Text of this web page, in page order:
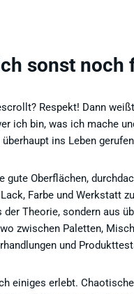
sonst noch
Respekt! Dann
ich bin, was ich mache
ins Leben
gute Oberflächen,
Farbe und Werkstatt
Theorie, sondern aus
zwischen Paletten,
und
einiges erlebt.